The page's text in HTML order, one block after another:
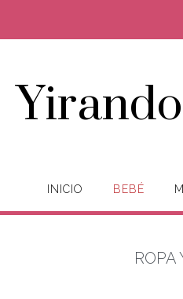
INICIO BEBÉ